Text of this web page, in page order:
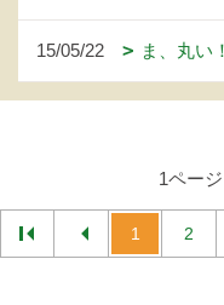
15/05/22 ま、丸い
1ペー
1 2